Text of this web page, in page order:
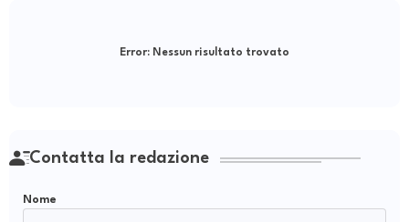
Error: Nessun risultato trovato
Contatta la redazione
Nome